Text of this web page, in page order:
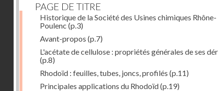
PAGE DE TITRE
Historique de la Société des Usines chimiques Rhône-
Poulenc (p.3)
Avant-propos (p.7)
L'acétate de cellulose : propriétés générales de ses
(p.8)
Rhodoïd : feuilles, tubes, joncs, profilés (p.11)
Principales applications du Rhodoïd(p.19)